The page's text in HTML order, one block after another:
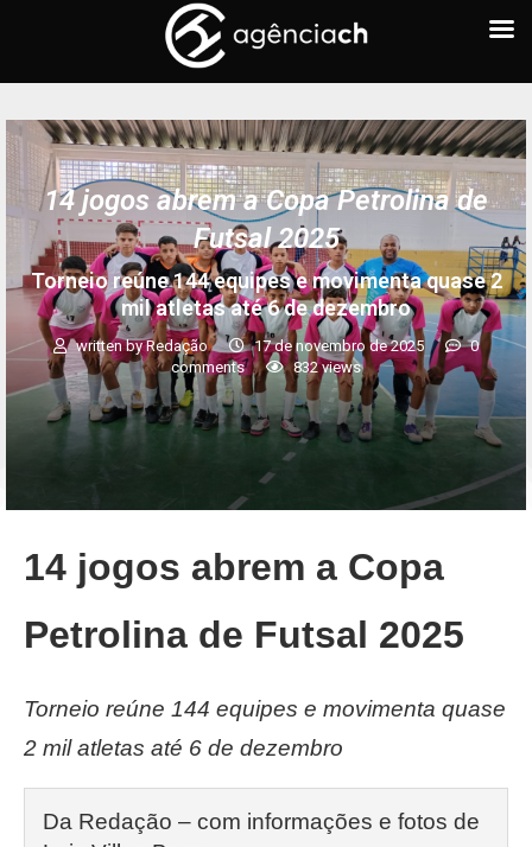
14 jogos abrem a Copa Petrolina de
Futsal 2025
Torneio reúne 144 equipes e movimenta quase 2
mil atletas até 6 de dezembro
written byRedação 17 de novembro de 2025
0
comments
832views
14 jogos abrem a Copa
Petrolina de Futsal 2025
Torneio reúne 144 equipes e movimenta quase
2 mil atletas até 6 de dezembro
Da Redação – com informações e fotos de